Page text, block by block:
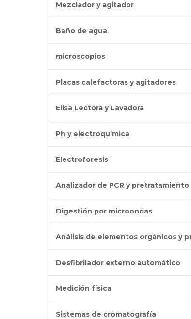
Mezclador y agitador
Baño de agua
microscopios
Placas calefactoras y agitadores
Elisa Lectora y Lavadora
Ph y electroquímica
Electroforesis
Analizador de PCR y pretratamiento
Digestión por microondas
Desfibrilador externo automático
Medición física
Sistemas de cromatografía